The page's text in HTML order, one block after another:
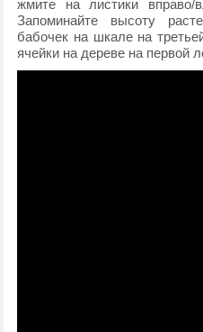
жмите на листики вправо/
Запоминайте высоту
бабочек на шкале на
ячейки на дереве на первой